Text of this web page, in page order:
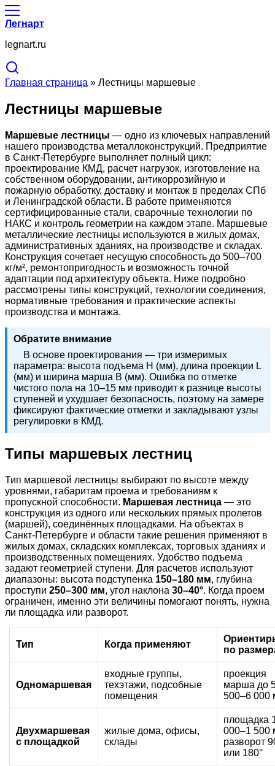
Легнарт
legnart.ru
Главная страница » Лестницы маршевые
Лестницы маршевые
Маршевые лестницы — одно из ключевых направлений
нашего производства металлоконструкций. Предприятие
в Санкт-Петербурге выполняет полный цикл:
проектирование КМД, расчет нагрузок, изготовление на
собственном оборудовании, антикоррозийную и
пожарную обработку, доставку и монтаж в пределах СПб
и Ленинградской области. В работе применяются
сертифицированные стали, сварочные технологии по
НАКС и контроль геометрии на каждом этапе. Маршевые
металлические лестницы используются в жилых домах,
административных зданиях, на производстве и складах.
Конструкция сочетает несущую способность до 500–700
кг/м², ремонтопригодность и возможность точной
адаптации под архитектуру объекта. Ниже подробно
рассмотрены типы конструкций, технологии соединения,
нормативные требования и практические аспекты
производства и монтажа.
Обратите внимание
В основе проектирования — три измеримых
параметра: высота подъема H (мм), длина проекции L
(мм) и ширина марша B (мм). Ошибка по отметке
чистого пола на 10–15 мм приводит к разнице высоты
ступеней и ухудшает безопасность, поэтому на замере
фиксируют фактические отметки и закладывают узлы
регулировки в КМД.
Типы маршевых лестниц
Тип маршевой лестницы выбирают по высоте между
уровнями, габаритам проема и требованиям к
пропускной способности. Маршевая лестница — это
конструкция из одного или нескольких прямых пролетов
(маршей), соединённых площадками. На объектах в
Санкт-Петербурге и области такие решения применяют в
жилых домах, складских комплексах, торговых зданиях и
производственных помещениях. Удобство подъема
задают геометрией ступени. Для расчетов используют
диапазоны: высота подступенка 150–180 мм, глубина
проступи 250–300 мм, угол наклона 30–40°. Когда проем
ограничен, именно эти величины помогают понять, нужна
ли площадка или разворот.
Тип Когда применяют
по
Одномаршевая
входные группы,
техэтажи, подсобные
помещения
проекция
марша до
500–6 000
Двухмаршевая
с площадкой
жилые дома, офисы,
склады
площадка
000–1 500
разворот
или 180°